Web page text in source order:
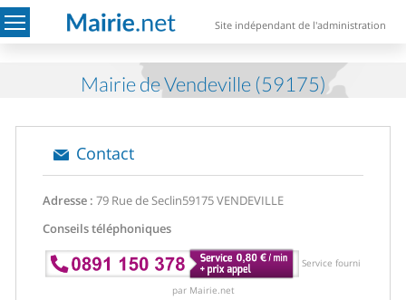
Site indépendant de l'administration
Mairie de Vendeville (59175)
Contact
Adresse : 79 Rue de Seclin59175 VENDEVILLE
Conseils téléphoniques
Service fourni
par Mairie.net